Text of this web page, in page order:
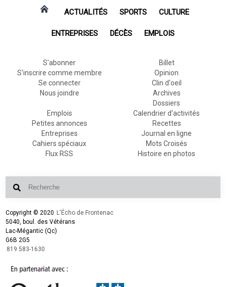
ACTUALITÉS SPORTS CULTURE
ENTREPRISES DÉCÈS EMPLOIS
S'abonner
S'inscrire comme membre
Se connecter
Nous joindre
Billet
Opinion
Clin d'oeil
Archives
Dossiers
Emplois
Petites annonces
Entreprises
Cahiers spéciaux
Flux RSS
Calendrier d'activités
Recettes
Journal en ligne
Mots Croisés
Histoire en photos
Copyright © 2020 L'Écho de Frontenac
5040, boul. des Vétérans
Lac-Mégantic (Qc)
G6B 2G5
819 583-1630